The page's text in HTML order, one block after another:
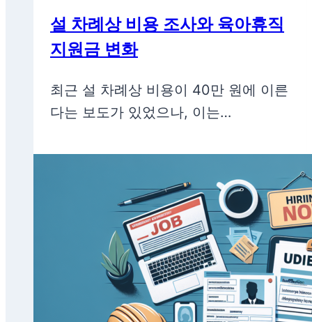
설 차례상 비용 조사와 육아휴직
지원금 변화
최근 설 차례상 비용이 40만 원에 이른
다는 보도가 있었으나, 이는…